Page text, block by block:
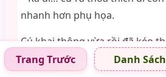
nhanh hơn phụ họa.
Cú khai thông vừa rồi đã kéo
những đợt bắn như khẩu
Trang Trước Danh Sách